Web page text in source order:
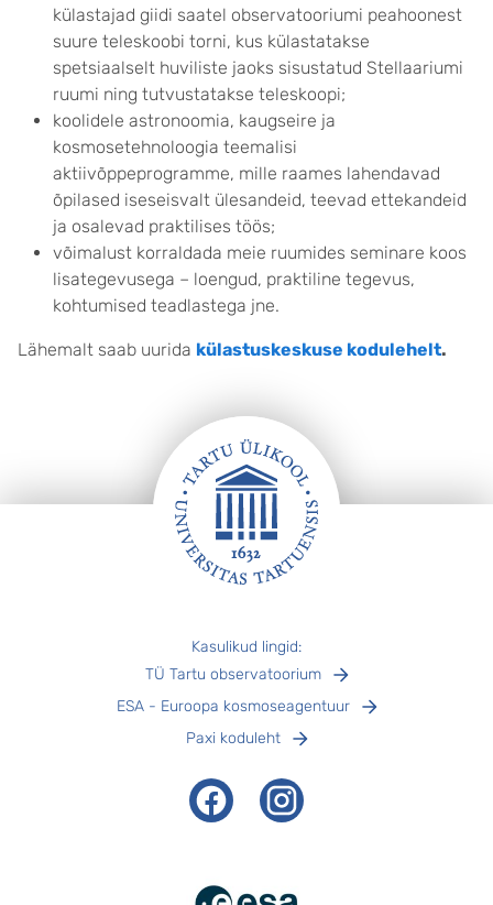
külastajad giidi saatel observatooriumi peahoonest
suure teleskoobi torni, kus külastatakse
spetsiaalselt huviliste jaoks sisustatud Stellaariumi
ruumi ning tutvustatakse teleskoopi;
koolidele astronoomia, kaugseire ja
kosmosetehnoloogia teemalisi
aktiivõppeprogramme, mille raames lahendavad
õpilased iseseisvalt ülesandeid, teevad ettekandeid
ja osalevad praktilises töös;
võimalust korraldada meie ruumides seminare koos
lisategevusega – loengud, praktiline tegevus,
kohtumised teadlastega jne.
Lähemalt saab uurida külastuskeskuse kodulehelt.
Kasulikud lingid:
TÜ Tartu observatoorium
ESA - Euroopa kosmoseagentuur
Paxi koduleht
FacebookInstagram